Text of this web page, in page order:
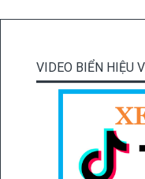
VIDEO BIỂN HIỆU